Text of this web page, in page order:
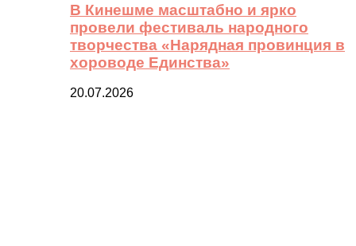
В Кинешме масштабно и ярко
провели фестиваль народного
творчества «Нарядная провинция в
хороводе Единства»
20.07.2026